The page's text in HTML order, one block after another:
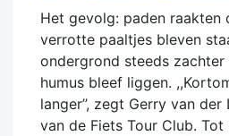
Het gevolg: paden raakten
verrotte paaltjes bleven
ondergrond steeds
humus bleef liggen.
langer’’, zegt Gerry van
van de Fiets Tour Club.